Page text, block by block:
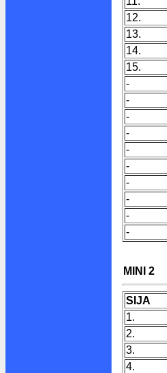
12.
13.
14.
15.
-
-
-
-
-
-
-
-
-
-
MINI 2
SIJA
1.
2.
3.
4.